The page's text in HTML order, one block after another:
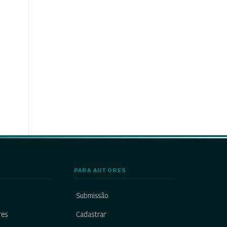
PARA AUTORES
Submissão
Cadastrar